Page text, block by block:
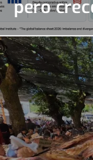
pero
papel”